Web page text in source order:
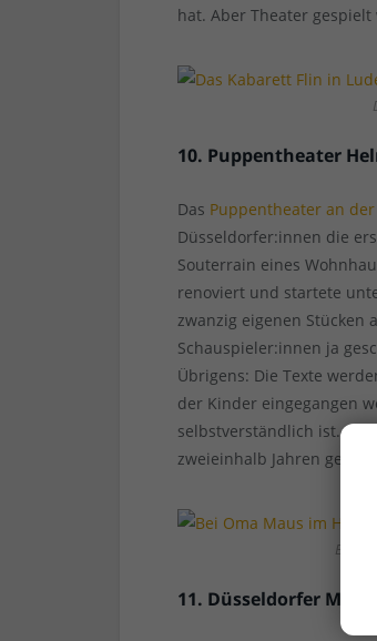
hat. Aber Theater
10. Puppentheater
Das Puppentheater an
Düsseldorfer:innen die
Souterrain eines
renoviert und startete
zwanzig eigenen Stücken
Schauspieler:innen ja
Übrigens: Die Texte
der Kinder eingegangen
selbstverständlich ist.
zweieinhalb Jahren
Bei
11. Düsseldorfer